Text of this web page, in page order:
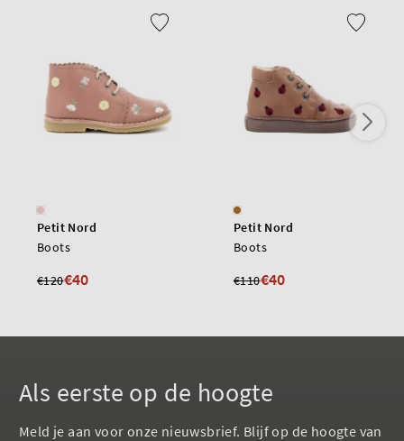
Petit Nord
Boots
€120€40
Petit Nord
Boots
€110€40
Als eerste op de hoogte
Meld je aan voor onze nieuwsbrief. Blijf op de hoogte van